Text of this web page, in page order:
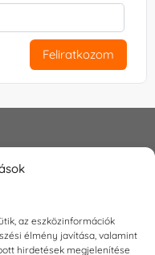
az eszközinformációk
élmény javítása, valamint
hirdetések megjelenítése
Feliratkozom